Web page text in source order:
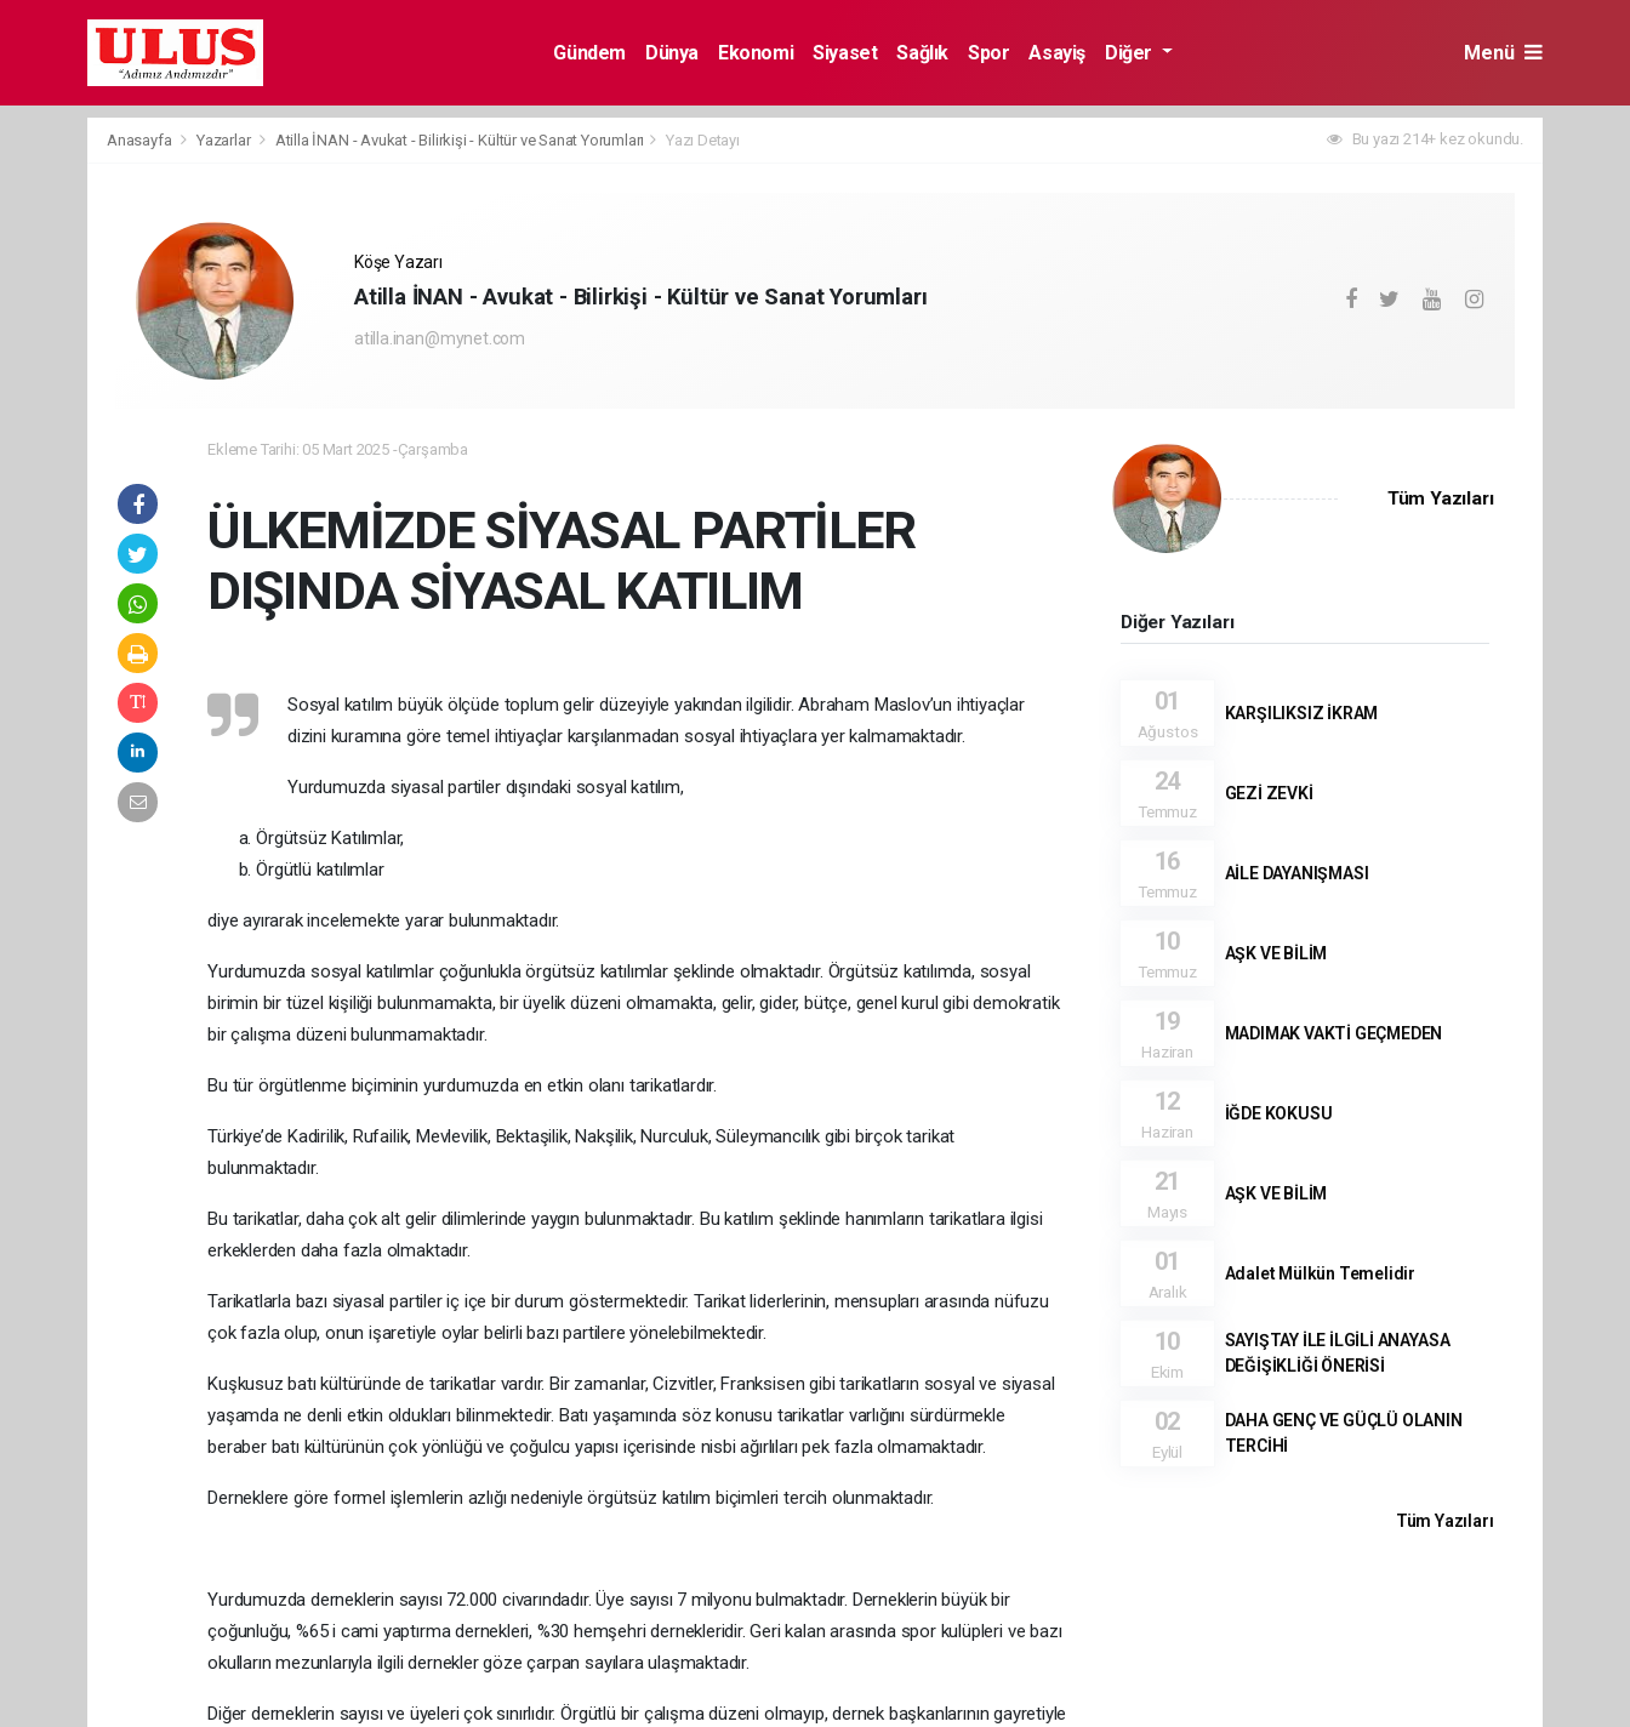
Gündem Dünya Ekonomi Siyaset Sağlık Spor Asayiş Diğer Menü
Anasayfa Yazarlar Atilla İNAN - Avukat - Bilirkişi - Kültür ve Sanat Yorumları Yazı Detayı Bu yazı 214+ kez okundu.
Köşe Yazarı
Atilla İNAN - Avukat - Bilirkişi - Kültür ve Sanat Yorumları
atilla.inan@mynet.com
Ekleme Tarihi: 05 Mart 2025 -Çarşamba
ÜLKEMİZDE SİYASAL PARTİLER
DIŞINDA SİYASAL KATILIM
Sosyal katılım büyük ölçüde toplum gelir düzeyiyle yakından ilgilidir. Abraham Maslov’un ihtiyaçlar
dizini kuramına göre temel ihtiyaçlar karşılanmadan sosyal ihtiyaçlara yer kalmamaktadır.
Yurdumuzda siyasal partiler dışındaki sosyal katılım,
Örgütsüz Katılımlar,
Örgütlü katılımlar
diye ayırarak incelemekte yarar bulunmaktadır.
Yurdumuzda sosyal katılımlar çoğunlukla örgütsüz katılımlar şeklinde olmaktadır. Örgütsüz katılımda, sosyal
birimin bir tüzel kişiliği bulunmamakta, bir üyelik düzeni olmamakta, gelir, gider, bütçe, genel kurul gibi demokratik
bir çalışma düzeni bulunmamaktadır.
Bu tür örgütlenme biçiminin yurdumuzda en etkin olanı tarikatlardır.
Türkiye’de Kadirilik, Rufailik, Mevlevilik, Bektaşilik, Nakşilik, Nurculuk, Süleymancılık gibi birçok tarikat
bulunmaktadır.
Bu tarikatlar, daha çok alt gelir dilimlerinde yaygın bulunmaktadır. Bu katılım şeklinde hanımların tarikatlara ilgisi
erkeklerden daha fazla olmaktadır.
Tarikatlarla bazı siyasal partiler iç içe bir durum göstermektedir. Tarikat liderlerinin, mensupları arasında nüfuzu
çok fazla olup, onun işaretiyle oylar belirli bazı partilere yönelebilmektedir.
Kuşkusuz batı kültüründe de tarikatlar vardır. Bir zamanlar, Cizvitler, Franksisen gibi tarikatların sosyal ve siyasal
yaşamda ne denli etkin oldukları bilinmektedir. Batı yaşamında söz konusu tarikatlar varlığını sürdürmekle
beraber batı kültürünün çok yönlüğü ve çoğulcu yapısı içerisinde nisbi ağırlıları pek fazla olmamaktadır.
Derneklere göre formel işlemlerin azlığı nedeniyle örgütsüz katılım biçimleri tercih olunmaktadır.
Yurdumuzda derneklerin sayısı 72.000 civarındadır. Üye sayısı 7 milyonu bulmaktadır. Derneklerin büyük bir
çoğunluğu, %65 i cami yaptırma dernekleri, %30 hemşehri dernekleridir. Geri kalan arasında spor kulüpleri ve bazı
okulların mezunlarıyla ilgili dernekler göze çarpan sayılara ulaşmaktadır.
Diğer derneklerin sayısı ve üyeleri çok sınırlıdır. Örgütlü bir çalışma düzeni olmayıp, dernek başkanlarının gayretiyle
Tüm Yazıları
Diğer Yazıları
01
Ağustos
KARŞILIKSIZ İKRAM
24
Temmuz
GEZİ ZEVKİ
16
Temmuz
AİLE DAYANIŞMASI
10
Temmuz
AŞK VE BİLİM
19
Haziran
MADIMAK VAKTİ GEÇMEDEN
12
Haziran
İĞDE KOKUSU
21
Mayıs
AŞK VE BİLİM
01
Aralık
Adalet Mülkün Temelidir
10
Ekim
SAYIŞTAY İLE İLGİLİ ANAYASA
DEĞİŞİKLİĞİ ÖNERİSİ
02
Eylül
DAHA GENÇ VE GÜÇLÜ OLANIN
TERCİHİ
Tüm Yazıları